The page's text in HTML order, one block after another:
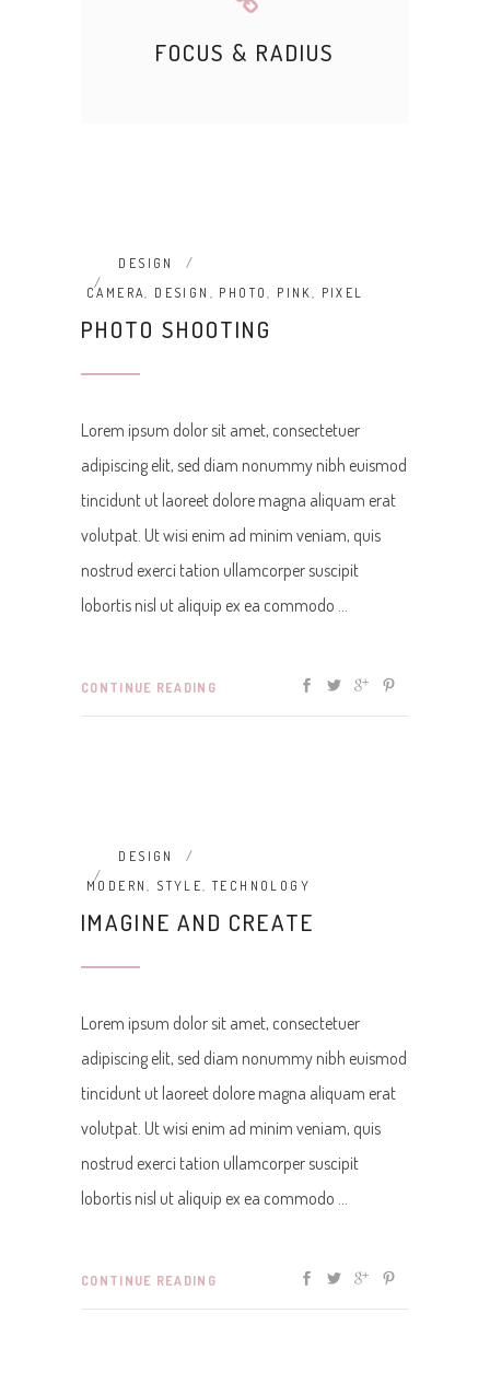
FOCUS & RADIUS
DESIGN
CAMERA
DESIGN PHOTO PINK PIXEL
PHOTO SHOOTING
Lorem ipsum dolor sit amet, consectetuer
adipiscing elit, sed diam nonummy nibh euismod
tincidunt ut laoreet dolore magna aliquam erat
volutpat. Ut wisi enim ad minim veniam, quis
nostrud exerci tation ullamcorper suscipit
lobortis nisl ut aliquip ex ea commodo
CONTINUE READING
DESIGN
MODERN
STYLE ,TECHNOLOGY
IMAGINE AND CREATE
Lorem ipsum dolor sit amet, consectetuer
adipiscing elit, sed diam nonummy nibh euismod
tincidunt ut laoreet dolore magna aliquam erat
volutpat. Ut wisi enim ad minim veniam, quis
nostrud exerci tation ullamcorper suscipit
lobortis nisl ut aliquip ex ea commodo
CONTINUE READING